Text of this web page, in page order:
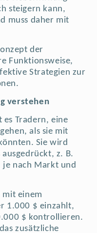
steigern kann,
muss daher mit
der
Funktionsweise,
Strategien zur
verstehen
es Tradern, eine
als sie mit
Sie wird
z. B.
nach Markt und
mit einem
1.000 $ einzahlt,
$ kontrollieren.
zusätzliche